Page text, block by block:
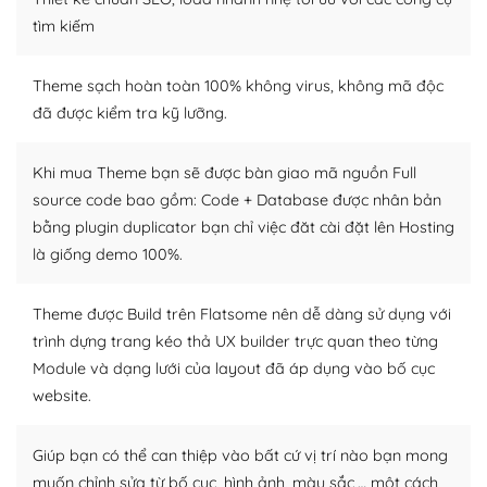
Dễ dàng tùy chỉnh trên WordPress
WordPress là nơi lưu trữ cho một diễn đàn cộng đồng
người cuồng tín WordPress.
Nếu bạn gặp khó khăn, bạn có thể lên mạng và tìm
kiếm những cộng đồng WordPress, họ sẽ giúp bạn trả
lời, giải đáp vấn đề của bạn.
Cộng đồng sử dụng WordPress sẵn sàng hỗ trợ bạn
– Đa dạng plugin và themes
Plugin mở rộng là thành phần cài đặt thêm vào
nhiều plugin trả phí hoặc miễn phí.
tìm kiếm
Theme sạch hoàn toàn 100% không virus, không mã độc
đã được kiểm tra kỹ lưỡng.
Khi mua Theme bạn sẽ được bàn giao mã nguồn Full
source code bao gồm: Code + Database được nhân bản
bằng plugin duplicator bạn chỉ việc đăt cài đặt lên Hosting
là giống demo 100%.
Theme được Build trên Flatsome nên dễ dàng sử dụng với
trình dựng trang kéo thả UX builder trực quan theo từng
Module và dạng lưới của layout đã áp dụng vào bố cục
website.
Giúp bạn có thể can thiệp vào bất cứ vị trí nào bạn mong
muốn chỉnh sửa từ bố cục, hình ảnh, màu sắc,… một cách